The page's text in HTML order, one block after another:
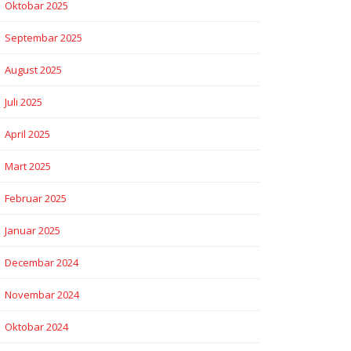
Oktobar 2025
Septembar 2025
August 2025
Juli 2025
April 2025
Mart 2025
Februar 2025
Januar 2025
Decembar 2024
Novembar 2024
Oktobar 2024